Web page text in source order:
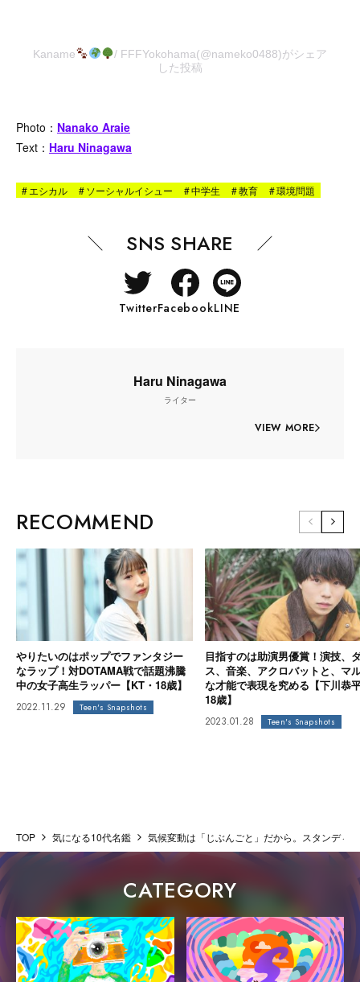
Kaname
/ FFFYokohama(@nameko0488)がシェア
した投稿
Photo： Nanako Araie
Text： Haru Ninagawa
#エシカル #ソーシャルイシュー #中学生 #教育 #環境問題
SNS SHARE
TwitterFacebookLINE
Haru Ninagawa
ライター
VIEW MORE
RECOMMEND
やりたいのはポップでファンタジー
なラップ！対DOTAMA戦で話題沸騰
中の女子高生ラッパー【KT・18歳】
2022.11.29 Teen's Snapshots
目指すのは助演男優賞！演技、
ス、音楽、アクロバットと、マ
な才能で表現を究める【下川恭
18歳】
2023.01.28 Teen's Snapshots
TOP 気になる10代名鑑 気候変動は「じぶんごと」だから。スタンディ
CATEGORY